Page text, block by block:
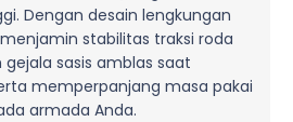
Dengan desain lengkungan
stabilitas traksi roda
sasis amblas saat
memperpanjang masa pakai
armada Anda.